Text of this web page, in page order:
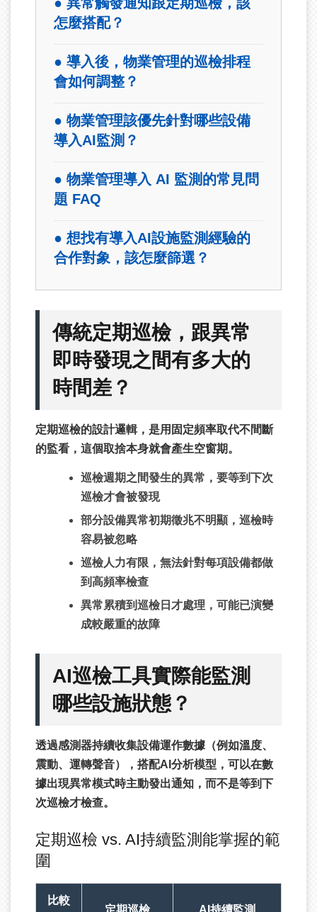
怎麼搭配？
● 導入後，物業管理的巡檢排程
會如何調整？
● 物業管理該優先針對哪些設備
導入AI監測？
● 物業管理導入 AI 監測的常見問
題 FAQ
● 想找有導入AI設施監測經驗的
合作對象，該怎麼篩選？
傳統定期巡檢，跟異常
即時發現之間有多大的
時間差？
定期巡檢的設計邏輯，是用固定頻率取代不間斷
的監看，這個取捨本身就會產生空窗期。
巡檢週期之間發生的異常，要等到下次
巡檢才會被發現
部分設備異常初期徵兆不明顯，巡檢時
容易被忽略
巡檢人力有限，無法針對每項設備都做
到高頻率檢查
異常累積到巡檢日才處理，可能已演變
成較嚴重的故障
AI巡檢工具實際能監測
哪些設施狀態？
透過感測器持續收集設備運作數據（例如溫度、
震動、運轉聲音），搭配AI分析模型，可以在數
據出現異常模式時主動發出通知，而不是等到下
次巡檢才檢查。
定期巡檢 vs. AI持續監測能掌握的範
圍
比較